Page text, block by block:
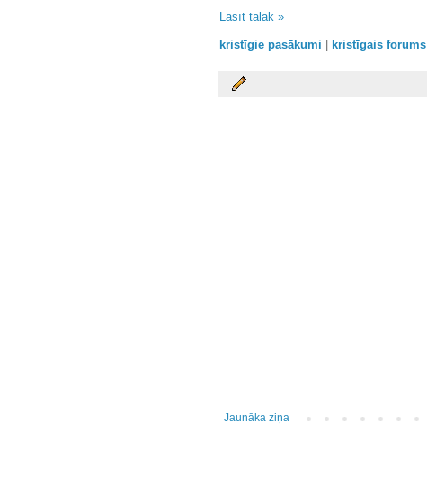
Lasīt tālāk »
kristīgie pasākumi kristīgais forums
Jaunāka ziņa